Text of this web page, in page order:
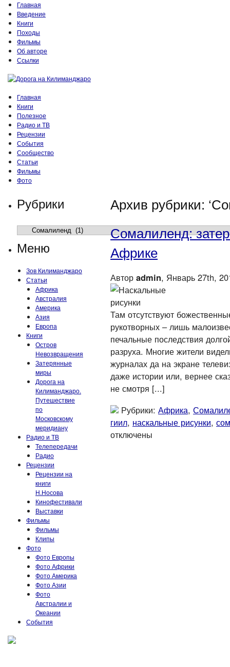
Главная
Введение
Книги
Походы
Фильмы
Об авторе
Ссылки
Главная
Книги
Полезное
Радио и ТВ
Рецензии
События
Сообщество
Статьи
Фильмы
Фото
Рубрики
Меню
Зов Килиманджаро
Статьи
Африка
Австралия
Америка
Азия
Европа
Книги
Остров
Невозвращения
Затерянные
миры
Дорога на
Килиманджаро.
Путешествие
по
Московскому
меридиану
Радио и ТВ
Телепередачи
Радио
Рецензии
Рецензии на
книги
Н.Носова
Кинофестивали
Выставки
Фильмы
Фильмы
Клипы
Фото
Фото Европы
Фото Африки
Фото Америка
Фото Азии
Фото
Австралии и
Океании
События
Архив рубрики:
Сомалиленд:
Африке
Автор admin, Январь 27th,
Там отсутствуют
рукотворных – лишь
печальные последствия
разруха. Многие жители
журналах да на экране
даже истории или, вернее
не смотря [...]
Рубрики: Африка,
гиил, наскальные рисунки,
отключены